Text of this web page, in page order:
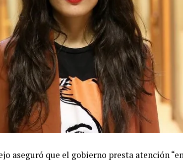
aseguró que el gobierno presta atención